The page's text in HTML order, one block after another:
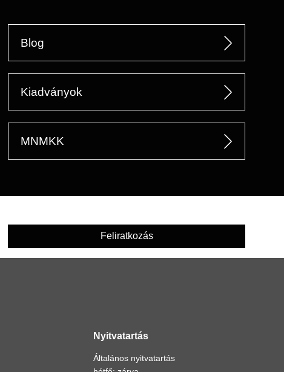
Blog
Kiadványok
MNMKK
Feliratkozás
Nyitvatartás
Általános nyitvatartás